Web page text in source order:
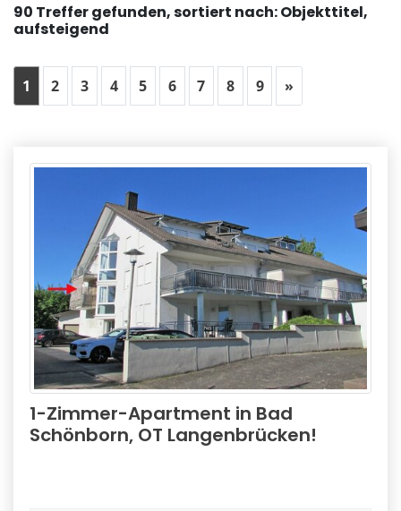
90 Treffer gefunden, sortiert nach: Objekttitel,
aufsteigend
1 (aktuelle Seite)
2 3 4 5 6 7 8 9 »
1-Zimmer-Apartment in Bad
Schönborn, OT Langenbrücken!